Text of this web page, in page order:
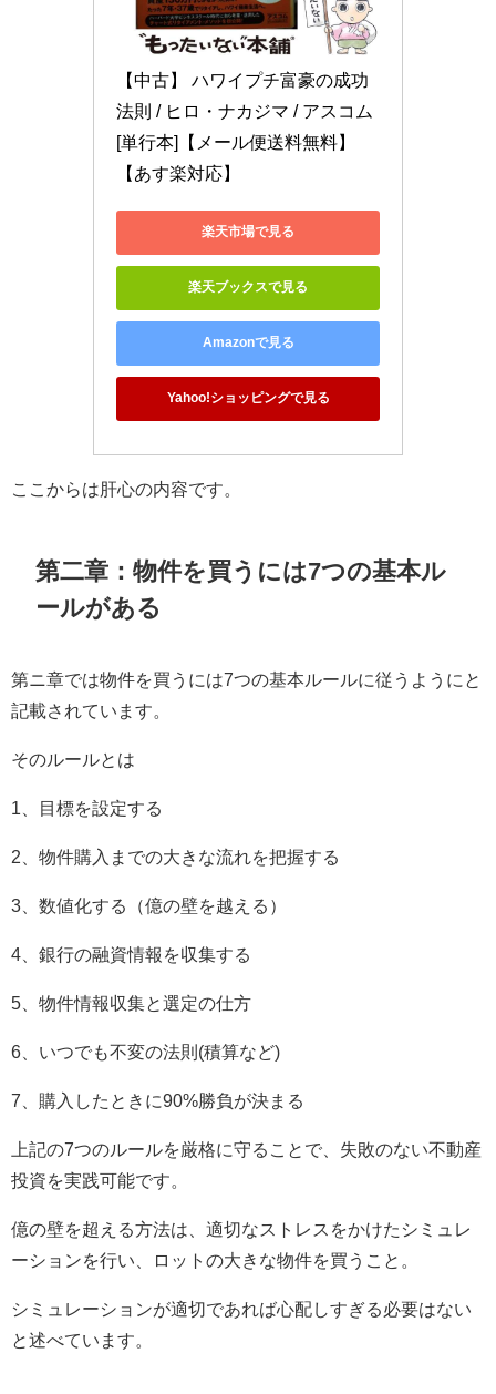
【中古】 ハワイプチ富豪の成功
法則 / ヒロ・ナカジマ / アスコム
[単行本]【メール便送料無料】
【あす楽対応】
楽天市場で見る
楽天ブックスで見る
Amazonで見る
Yahoo!ショッピングで見る
ここからは肝心の内容です。
第二章：物件を買うには7つの基本ル
ールがある
第ニ章では物件を買うには7つの基本ルールに従うようにと
記載されています。
そのルールとは
1、目標を設定する
2、物件購入までの大きな流れを把握する
3、数値化する（億の壁を越える）
4、銀行の融資情報を収集する
5、物件情報収集と選定の仕方
6、いつでも不変の法則(積算など)
7、購入したときに90%勝負が決まる
上記の7つのルールを厳格に守ることで、失敗のない不動産
投資を実践可能です。
億の壁を超える方法は、適切なストレスをかけたシミュレ
ーションを行い、ロットの大きな物件を買うこと。
シミュレーションが適切であれば心配しすぎる必要はない
と述べています。